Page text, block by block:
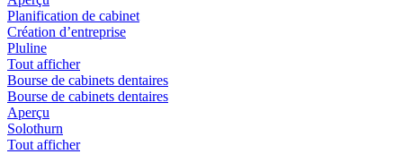
Planification de cabinet
Création d’entreprise
Pluline
Tout afficher
Bourse de cabinets dentaires
Bourse de cabinets dentaires
Aperçu
Solothurn
Tout afficher